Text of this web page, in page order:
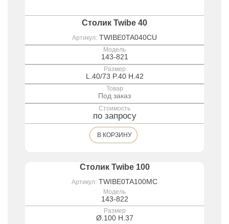
Столик Twibe 40
Артикул: TWIBE0TA040CU
Модель
143-821
Размер
L.40/73 P.40 H.42
Товар
Под заказ
Стоимость
по запросу
В КОРЗИНУ
Столик Twibe 100
Артикул: TWIBE0TA100MC
Модель
143-822
Размер
Ø.100 H.37